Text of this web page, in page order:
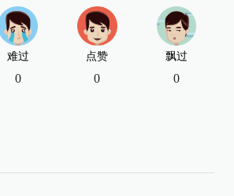
难过
0
点赞
0
飘过
0